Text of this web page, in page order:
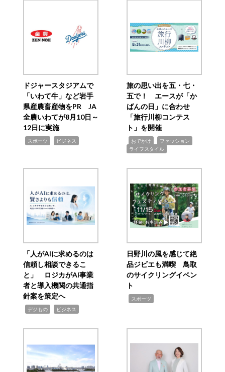
ドジャースタジアムで
「いわて牛」など岩手
県産農畜産物をPR JA
全農いわてが8月10日～
12日に実施
スポーツ ビジネス
旅の思い出を五・七・
五で！ エースが「か
ばんの日」に合わせ
「旅行川柳コンテス
ト」を開催
おでかけ ファッション
ライフスタイル
「人がAIに求めるのは
信頼し相談できるこ
と」 ロジカがAI事業
者と導入機関の共通指
針案を策定へ
デジもの ビジネス
日野川の風を感じて絶
品ジビエも満喫 鳥取
のサイクリングイベン
ト
スポーツ